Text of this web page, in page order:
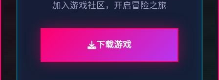
加入游戏社区，开启冒险之旅
下载游戏